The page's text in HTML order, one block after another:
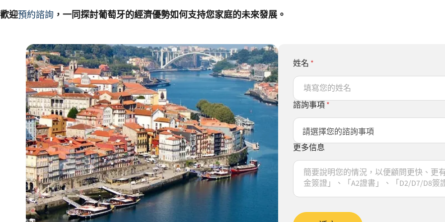
歡迎預約諮詢 ，一同探討葡萄牙的經濟優勢如何支持您家庭的未來發展。
姓名 *
諮詢事項*
更多信息